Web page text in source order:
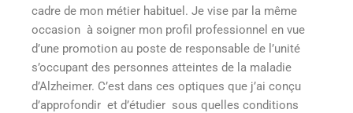
cadre de mon métier habituel. Je vise par la même
occasion à soigner mon profil professionnel en vue
d’une promotion au poste de responsable de l’unité
s’occupant des personnes atteintes de la maladie
d’Alzheimer. C’est dans ces optiques que j’ai conçu
d’approfondir et d’étudier sous quelles conditions